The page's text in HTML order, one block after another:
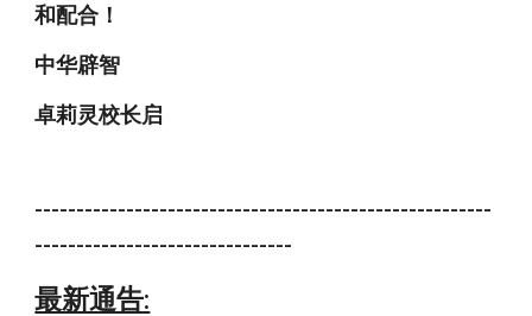
和配合！
中华辟智
卓莉灵校长启
-------------------------------------------------------
-------------------------------
最新通告: